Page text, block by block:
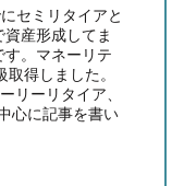
セミリタイアと
産形成してま
。マネーリテ
得しました。
リーリタイア、
心に記事を書い